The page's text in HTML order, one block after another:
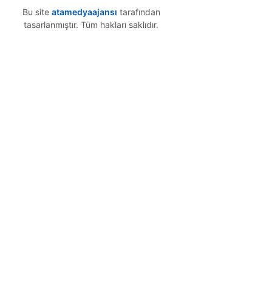
Bu site atamedyaajansı tarafından
tasarlanmıştır. Tüm hakları saklıdır.